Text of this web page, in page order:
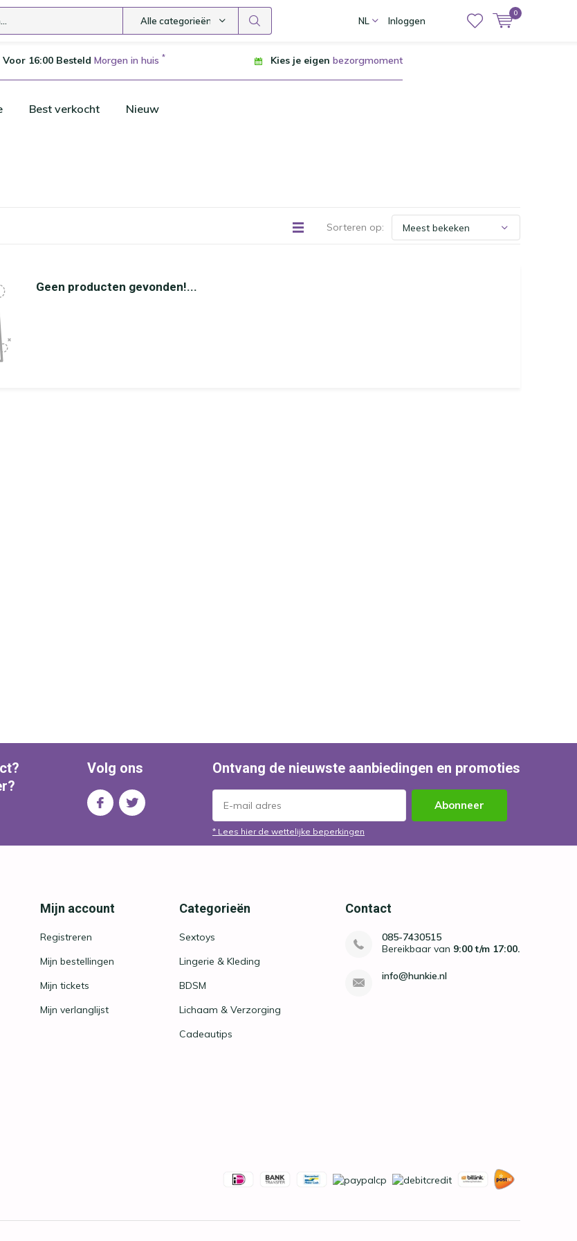
Alle categorieën NL Inloggen
0
Voor 16:00 Besteld Morgen in huis * Kies je eigen bezorgmoment
Best verkocht Nieuw
Sorteren op:
Geen producten gevonden!...
Volg ons Ontvang de nieuwste aanbiedingen en promoties
Abonneer
* Lees hier de wettelijke beperkingen
Mijn account
Registreren
Mijn bestellingen
Mijn tickets
Mijn verlanglijst
Categorieën
Sextoys
Lingerie & Kleding
BDSM
Lichaam & Verzorging
Cadeautips
Contact
085-7430515
Bereikbaar van 9:00 t/m 17:00.
info@hunkie.nl